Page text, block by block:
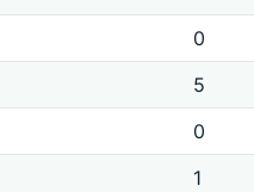
0
5
0
1